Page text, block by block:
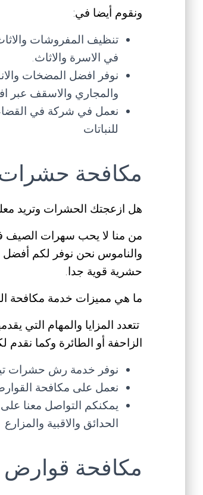
ونقوم أيضا في:
تنظيف المفروشات
في الاسرة والاثاث.
نوفر افضل المضخات
والمجاري والاسقف عبر
نعمل في شركة في
للنباتات
مكافحة
هل ازعجتك الحشرات وتريد
من منا لا يحب سهرات الصيف
والناموس نحن نوفر لكم
حشرية قوية جدا.
ما هي مميزات خدمة مكافحة
تتعدد المزايا والمهام التي
الزاحفة أو الطائرة وكما نقدم
نوفر خدمة رش حشرات
نعمل على مكافحة
يمكنكم التواصل معنا
الحدائق والاقبية والمزارع
مكافحة قوارض